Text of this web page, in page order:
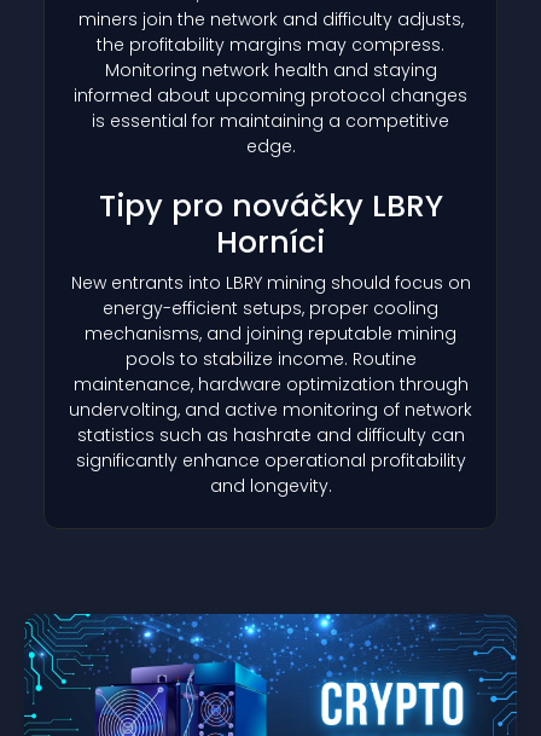
miners join the network and difficulty adjusts,
the profitability margins may compress.
Monitoring network health and staying
informed about upcoming protocol changes
is essential for maintaining a competitive
edge.
Tipy pro nováčky LBRY
Horníci
New entrants into LBRY mining should focus on
energy-efficient setups, proper cooling
mechanisms, and joining reputable mining
pools to stabilize income. Routine
maintenance, hardware optimization through
undervolting, and active monitoring of network
statistics such as hashrate and difficulty can
significantly enhance operational profitability
and longevity.